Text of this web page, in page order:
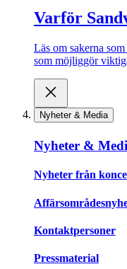
Varför
Läs om sakerna
som möjliggör
Nyheter & Media
Nyheter &
Nyheter från
Kontaktpersoner
Pressmaterial